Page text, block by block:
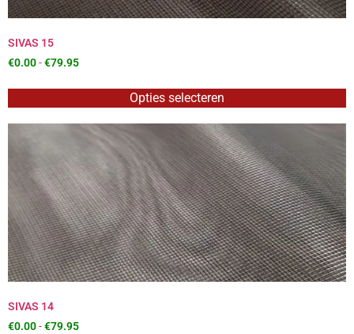
SIVAS 15
€0.00-€79.95
Opties selecteren
SIVAS 14
€0.00-€79.95